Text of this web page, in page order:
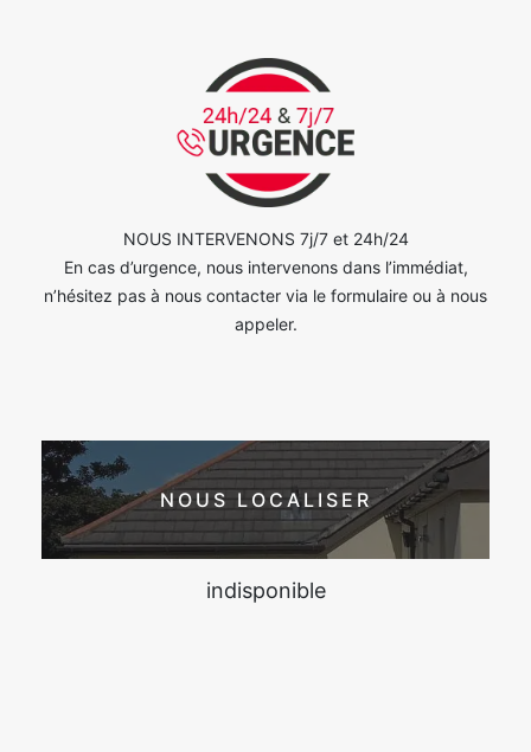
NOUS INTERVENONS 7j/7 et 24h/24
En cas d’urgence, nous intervenons dans l’immédiat,
n’hésitez pas à nous contacter via le formulaire ou à nous
appeler.
NOUS LOCALISER
indisponible